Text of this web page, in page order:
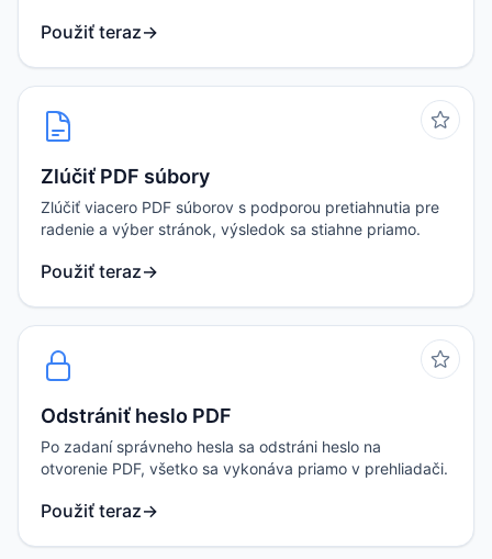
Použiť teraz→
Zlúčiť PDF súbory
Zlúčiť viacero PDF súborov s podporou pretiahnutia pre
radenie a výber stránok, výsledok sa stiahne priamo.
Použiť teraz→
Odstrániť heslo PDF
Po zadaní správneho hesla sa odstráni heslo na
otvorenie PDF, všetko sa vykonáva priamo v prehliadači.
Použiť teraz→